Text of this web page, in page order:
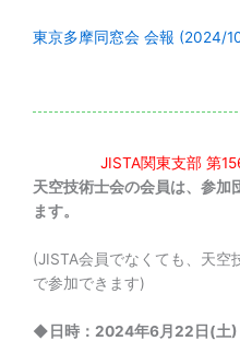
東京多摩同窓会 会報 (2024/
JISTA関東支部 第
天空技術士会の会員は、参加
ます。
(JISTA会員でなくても、天空
で参加できます)
◆日時：2024年6月22日(